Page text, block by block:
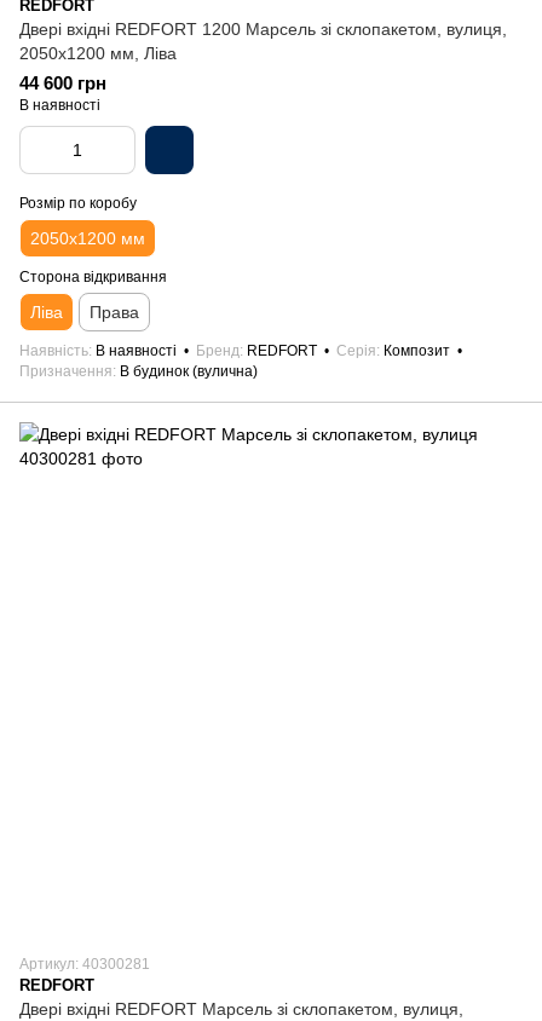
REDFORT
Двері вхідні REDFORT 1200 Марсель зі склопакетом, вулиця,
2050х1200 мм, Ліва
44 600 грн
В наявності
Розмір по коробу
2050х1200 мм
Сторона відкривання
Ліва Права
Наявність В наявності Бренд REDFORT Серія
Композит
Призначення
В будинок (вулична)
Артикул: 40300281
REDFORT
Двері вхідні REDFORT Марсель зі склопакетом, вулиця,